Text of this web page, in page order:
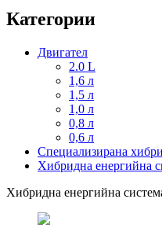
Категории
Двигател
2.0 L
1,6 л
1,5 л
1,0 л
0,8 л
0,6 л
Специализирана
Хибридна енергийна
Хибридна енергийна